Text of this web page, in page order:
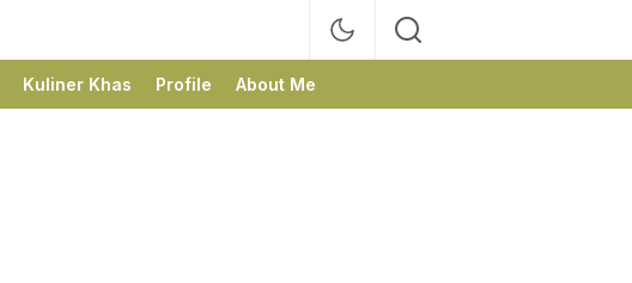
Kuliner Khas Profile About Me